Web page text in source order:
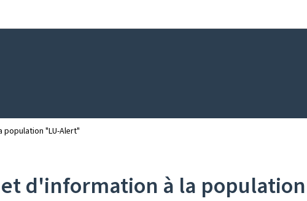
"LU-Alert"
d'information à la